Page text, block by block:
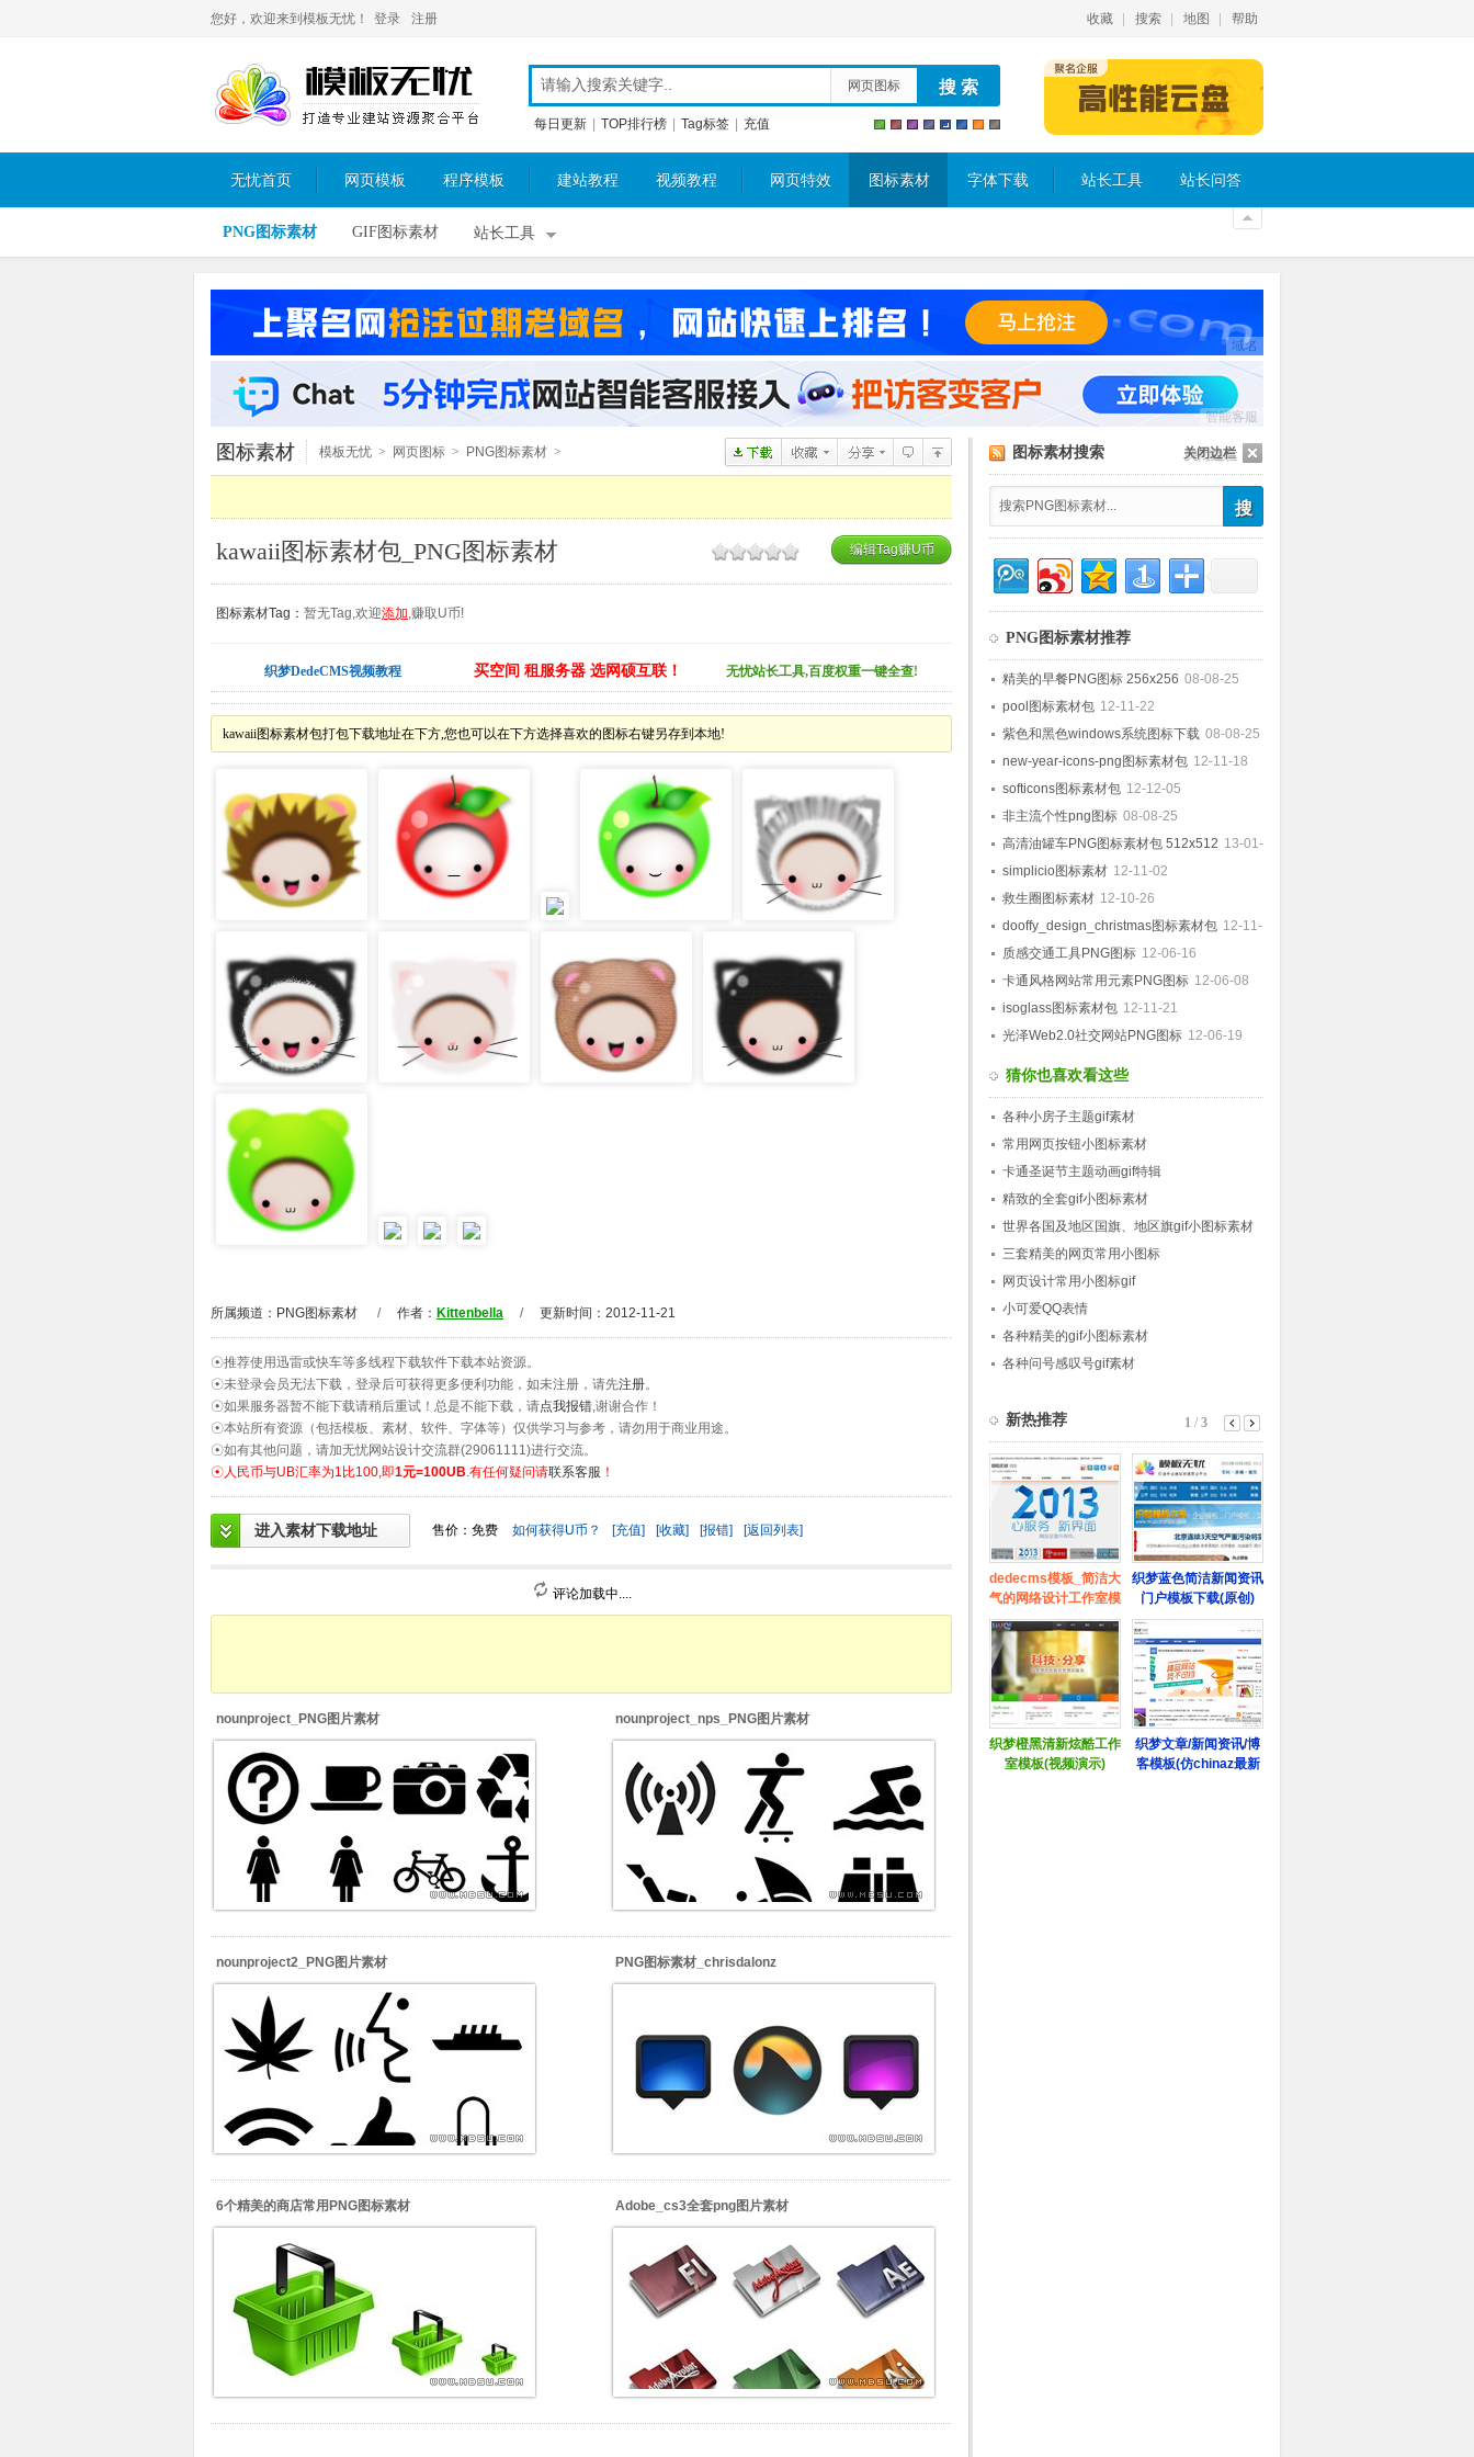
您好，欢迎来到模板无忧！ 登录 注册 收藏 搜索 地图 帮助
网页图标
每日更新 TOP排行榜 Tag标签 充值
无忧首页 网页模板 程序模板 建站教程 视频教程 网页特效 图标素材 字体下载 站长工具 站长问答
PNG图标素材 GIF图标素材 站长工具
域名
智能客服
关闭边栏
图标素材 模板无忧 > 网页图标 > PNG图标素材 >
kawaii图标素材包_PNG图标素材 编辑Tag赚U币
图标素材Tag： 暂无Tag,欢迎添加,赚取U币!
织梦DedeCMS视频教程 买空间 租服务器 选网硕互联！ 无忧站长工具,百度权重一键全查!
kawaii图标素材包打包下载地址在下方,您也可以在下方选择喜欢的图标右键另存到本地!
所属频道： PNG图标素材 / 作者： Kittenbella / 更新时间：2012-11-21
☉推荐使用迅雷或快车等多线程下载软件下载本站资源。
☉未登录会员无法下载，登录后可获得更多便利功能，如未注册，请先注册。
☉如果服务器暂不能下载请稍后重试！总是不能下载，请点我报错,谢谢合作！
☉本站所有资源（包括模板、素材、软件、字体等）仅供学习与参考，请勿用于商业用途。
☉如有其他问题，请加无忧网站设计交流群(29061111)进行交流。
☉人民币与UB汇率为1比100,即1元=100UB.有任何疑问请联系客服 ！
进入素材下载地址 售价：免费 如何获得U币？ [充值] [收藏] [报错] [返回列表]
评论加载中....
nounproject_PNG图片素材 nounproject_nps_PNG图片素材
nounproject2_PNG图片素材 PNG图标素材_chrisdalonz
6个精美的商店常用PNG图标素材 Adobe_cs3全套png图片素材
图标素材搜索
PNG图标素材推荐
精美的早餐PNG图标 256x256 08-08-25
pool图标素材包 12-11-22
紫色和黑色windows系统图标下载 08-08-25
new-year-icons-png图标素材包 12-11-18
softicons图标素材包 12-12-05
非主流个性png图标 08-08-25
高清油罐车PNG图标素材包 512x512 13-01-
15
simplicio图标素材 12-11-02
救生圈图标素材 12-10-26
dooffy_design_christmas图标素材包 12-11-
19
质感交通工具PNG图标 12-06-16
卡通风格网站常用元素PNG图标 12-06-08
isoglass图标素材包 12-11-21
光泽Web2.0社交网站PNG图标 12-06-19
猜你也喜欢看这些
各种小房子主题gif素材
常用网页按钮小图标素材
卡通圣诞节主题动画gif特辑
精致的全套gif小图标素材
世界各国及地区国旗、地区旗gif小图标素材
三套精美的网页常用小图标
网页设计常用小图标gif
小可爱QQ表情
各种精美的gif小图标素材
各种问号感叹号gif素材